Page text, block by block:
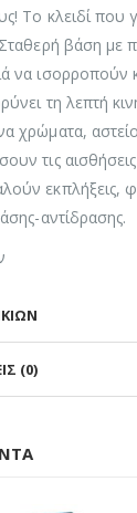
Το κλειδί που
βάση με
να ισορροπούν
τη λεπτή
χρώματα,
τις
εκπλήξεις,
αντίδρασης.
(0)